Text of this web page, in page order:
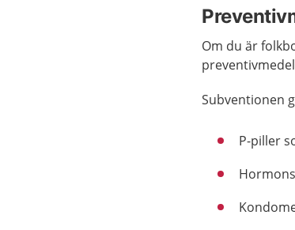
Om du är
Subventionen
P-piller